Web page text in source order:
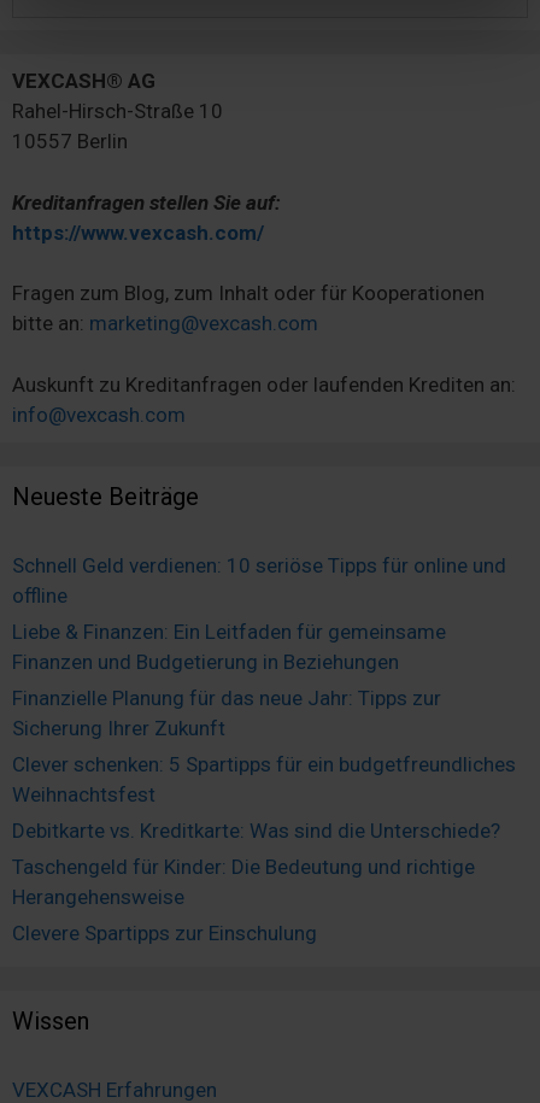
weiteren Daten zusammen, die Sie ihnen bereitgestellt
haben oder die sie im Rahmen Ihrer Nutzung der Dienste
gesammelt haben. Sie geben Einwilligung zu unseren
VEXCASH® AG
Rahel-Hirsch-Straße 10
10557 Berlin
Kreditanfragen stellen Sie auf:
https://www.vexcash.com/
Fragen zum Blog, zum Inhalt oder für Kooperationen
bitte an: marketing@vexcash.com
Auskunft zu Kreditanfragen oder laufenden Krediten an:
info@vexcash.com
Neueste Beiträge
Schnell Geld verdienen: 10 seriöse Tipps für online und
offline
Liebe & Finanzen: Ein Leitfaden für gemeinsame
Finanzen und Budgetierung in Beziehungen
Finanzielle Planung für das neue Jahr: Tipps zur
Sicherung Ihrer Zukunft
Clever schenken: 5 Spartipps für ein budgetfreundliches
Weihnachtsfest
Debitkarte vs. Kreditkarte: Was sind die Unterschiede?
Taschengeld für Kinder: Die Bedeutung und richtige
Herangehensweise
Clevere Spartipps zur Einschulung
Wissen
VEXCASH Erfahrungen